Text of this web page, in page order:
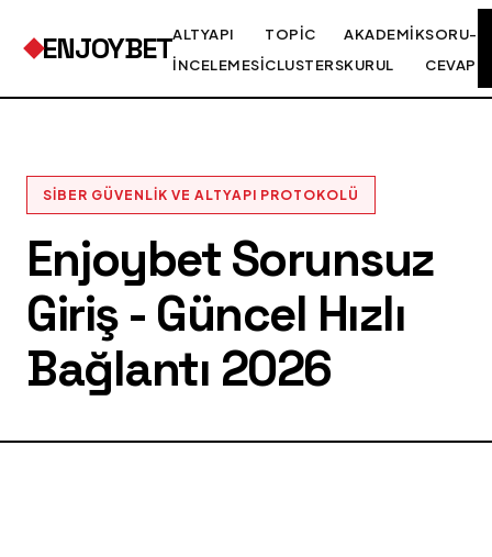
ENJOYBETALTYAPI
İNCELEMESI
TOPIC
CLUSTERS
AKADEMIK
KURUL
SORU-
CEVAP
SIBER GÜVENLIK VE ALTYAPI PROTOKOLÜ
Enjoybet Sorunsuz
Giriş - Güncel Hızlı
Bağlantı 2026